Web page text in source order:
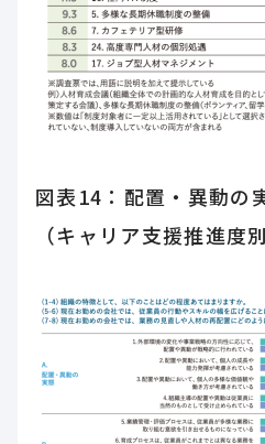
図表14：配置・異動の
（キャリア支援推進度別